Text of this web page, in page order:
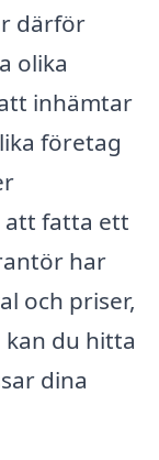
därför
olika
inhämtar
företag
att fatta ett
har
och priser,
du hitta
dina